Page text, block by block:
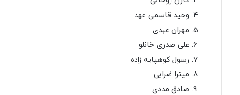
وحید قاسمی عهد
مهران عبدی
علی صدری خانلو
رسول کوهپایه زاده
میترا ضرابی
صادق مددی